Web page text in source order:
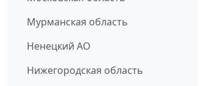
Мурманская область
Ненецкий АО
Нижегородская область